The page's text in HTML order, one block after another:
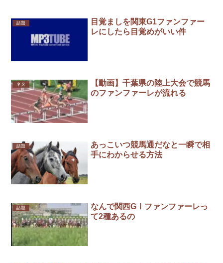
話題
目覚ましを関東G1ファンファー
レにしたら目覚めがいい件
ネタ
【動画】千葉県の陸上大会で競馬
のファンファーレが流れる
話題
あっこいつ競馬通だなと一瞬で相
手にわからせる方法
話題
なんで関西GⅠファンファーレっ
て2種あるの